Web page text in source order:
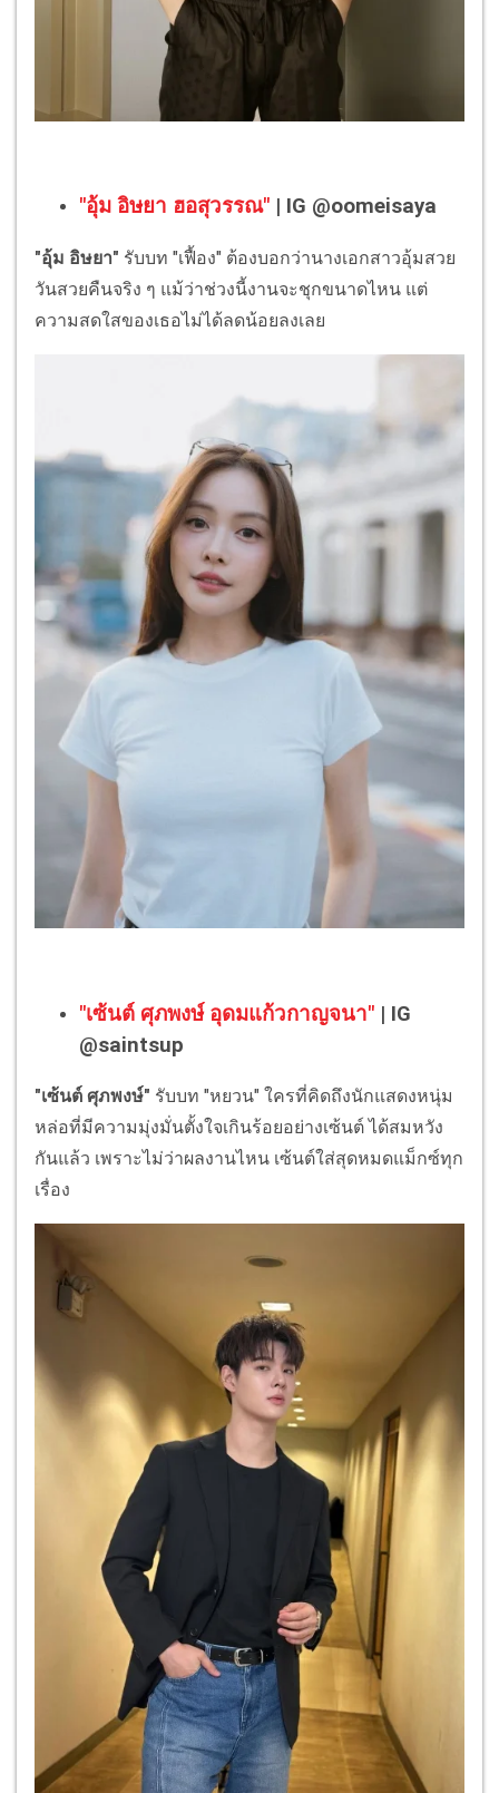
"อุ้ม อิษยา ฮอสุวรรณ" | IG @oomeisaya
"อุ้ม อิษยา" รับบท "เฟื้อง" ต้องบอกว่านางเอกสาวอุ้มสวย
วันสวยคืนจริง ๆ แม้ว่าช่วงนี้งานจะชุกขนาดไหน แต่
ความสดใสของเธอไม่ได้ลดน้อยลงเลย
"เซ้นต์ ศุภพงษ์ อุดมแก้วกาญจนา" | IG
@saintsup
"เซ้นต์ ศุภพงษ์" รับบท "หยวน" ใครที่คิดถึงนักแสดงหนุ่ม
หล่อที่มีความมุ่งมั่นตั้งใจเกินร้อยอย่างเซ้นต์ ได้สมหวัง
กันแล้ว เพราะไม่ว่าผลงานไหน เซ้นต์ใส่สุดหมดแม็กซ์ทุก
เรื่อง